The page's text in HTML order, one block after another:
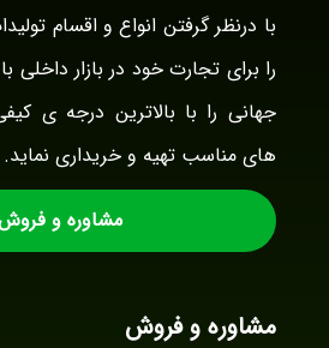
با درنظر گرفتن انواع و اقسام
را برای تجارت خود در بازار داخلی
جهانی را با بالاترین درجه ی
های مناسب تهیه و خریداری نماید.
مشاوره و
مشاوره و فروش